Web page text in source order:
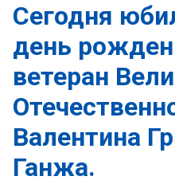
Сегодня
день
ветеран
Валентина
Ганжа.